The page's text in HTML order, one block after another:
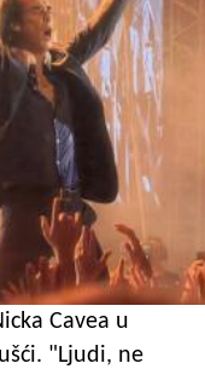
Cavea u
"Ljudi, ne